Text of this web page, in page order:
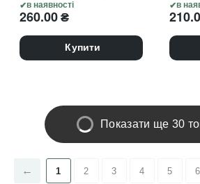
в наявності
пензель для професійного
оформлення брів
260.00₴
Купити
в
Показати ще 30
1 2 3 4 5 6